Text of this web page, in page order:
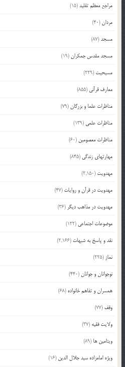
مراجع معظم تقلید(15)
مردان(40)
مسجد(87)
مسجد مقدس جمکران(19)
مسیحیت (229)
معارف قرآنی (855)
مناظرات علما و بزرگان(79)
مناظرات علمی (139)
مناظرات معصومین (60)
مهارتهای زندگی (845)
مهدویت (2,150)
مهدویت در قرآن و روایات (47)
مهدویت در مذاهب دیگر (36)
موضوعات اجتماعی (122)
نقد و پاسخ به شبهات (2,166)
نماز (225)
نوجوانان و جوانان(440)
همسران و تفاهم خانواده (68)
وقف (77)
ولایت فقیه (37)
ویتامین ها (89)
ویژه امامزاده سید جلال الدین (16)